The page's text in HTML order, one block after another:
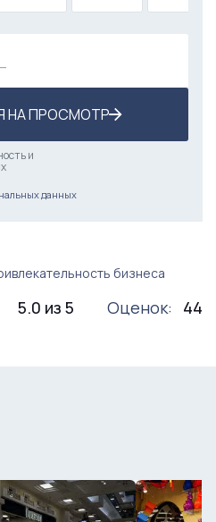
НА ПРОСМОТР
и
данных
бизнеса
5.0 из 5 Оценок: 44